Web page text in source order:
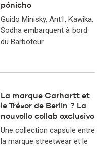
péniche
Guido Minisky, Ant1, Kawika,
Sodha embarquent à bord
du Barboteur
La marque Carhartt et
le Trésor de Berlin ? La
nouvelle collab exclusive
Une collection capsule entre
la marque streetwear et le